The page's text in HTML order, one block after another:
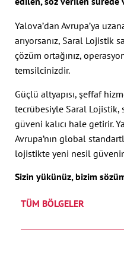
Yalova’dan Avrupa’ya
arıyorsanız, Saral Lojistik
çözüm ortağınız,
temsilcinizdir.
Güçlü altyapısı, şeffaf
tecrübesiyle Saral Lojistik,
güveni kalıcı hale getirir.
Avrupa’nın global
lojistikte yeni nesil
Sizin yükünüz, bizim
TÜM BÖLGELER